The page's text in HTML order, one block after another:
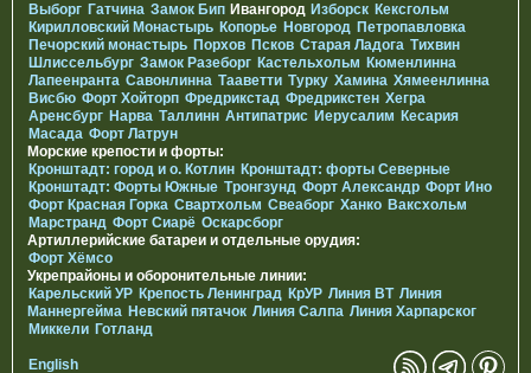
Выборг Гатчина Замок Бип Ивангород Изборск Кексгольм
Кирилловский Монастырь Копорье Новгород Петропавловка
Печорcкий монастырь Порхов Псков Старая Ладога Тихвин
Шлиссельбург Замок Разеборг Кастельхольм Кюменлинна
Лапеенранта Савонлинна Тааветти Турку Хамина Хямеенлинна
Висбю Форт Хойторп Фредрикстад Фредрикстен Хегра
Аренсбург Нарва Таллинн Антипатрис Иерусалим Кесария
Масада Форт Латрун
Морские крепости и форты:
Кронштадт: город и о. Котлин Кронштадт: форты Северные
Кронштадт: Форты Южные Тронгзунд Форт Александр Форт Ино
Форт Красная Горка Свартхольм Свеаборг Ханко Ваксхольм
Марстранд Форт Сиарё Оскарсборг
Артиллерийские батареи и отдельные орудия:
Форт Хёмсо
Укрепрайоны и оборонительные линии:
Карельский УР Крепость Ленинград КрУР Линия ВТ Линия
Маннергейма Невский пятачок Линия Салпа Линия Харпарског
Миккели Готланд
English